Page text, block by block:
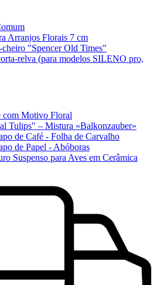
Arranjos Florais 7 cm
"Spencer Old Times"
relva (para modelos SILENO pro,
com Motivo Floral
Tulips" – Mistura «Balkonzauber»
de Café - Folha de Carvalho
de Papel - Abóboras
Suspenso para Aves em Cerâmica